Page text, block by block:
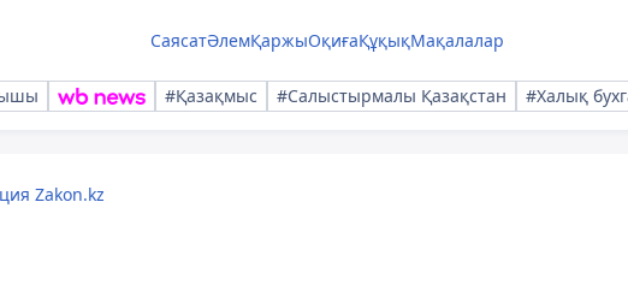
СаясатӘлемҚаржыОқиғаҚұқықМақалалар
#Қазақмыс #Салыстырмалы Қазақстан #Халық
Zakon.kz